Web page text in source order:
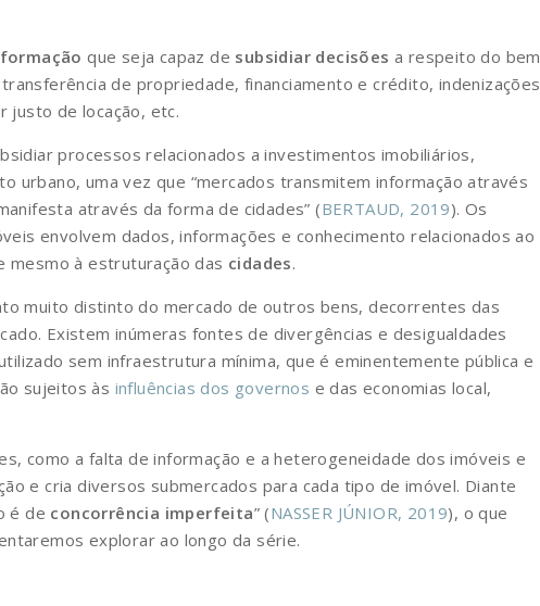
que seja capaz de subsidiar decisões a respeito do bem
de propriedade, financiamento e crédito, indenizações
justo de locação, etc.
processos relacionados a investimentos imobiliários,
urbano, uma vez que “mercados transmitem informação através
através da forma de cidades” (BERTAUD, 2019). Os
envolvem dados, informações e conhecimento relacionados ao
mesmo à estruturação das cidades.
muito distinto do mercado de outros bens, decorrentes das
Existem inúmeras fontes de divergências e desigualdades
sem infraestrutura mínima, que é eminentemente pública e
sujeitos às influências dos governos e das economias local,
como a falta de informação e a heterogeneidade dos imóveis e
e cria diversos submercados para cada tipo de imóvel. Diante
é de concorrência imperfeita” (NASSER JÚNIOR, 2019), o que
explorar ao longo da série.